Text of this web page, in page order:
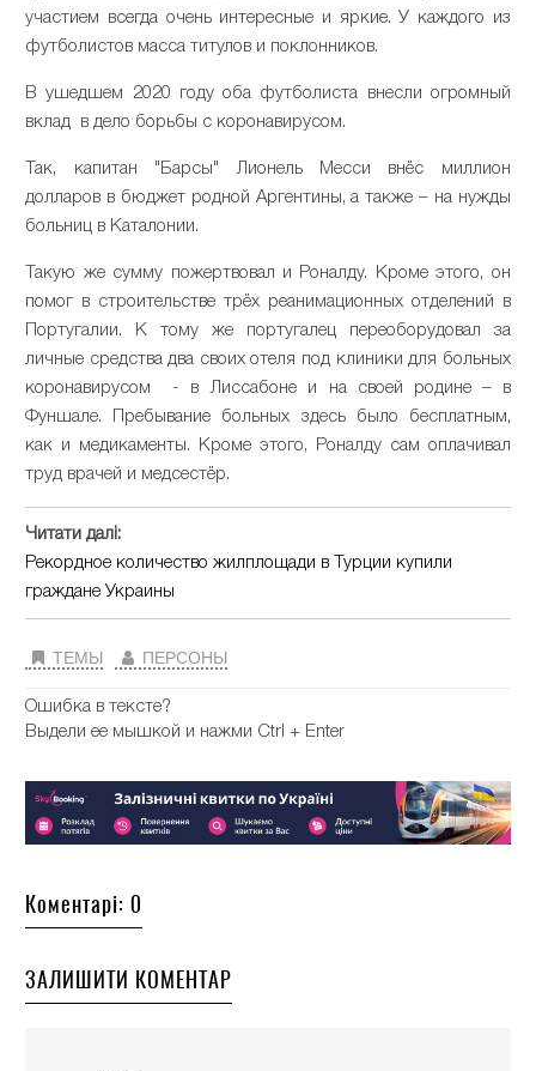
участием всегда очень интересные и яркие. У каждого из
футболистов масса титулов и поклонников.
В ушедшем 2020 году оба футболиста внесли огромный
вклад в дело борьбы с коронавирусом.
Так, капитан "Барсы" Лионель Месси внёс миллион
долларов в бюджет родной Аргентины, а также – на нужды
больниц в Каталонии.
Такую же сумму пожертвовал и Роналду. Кроме этого, он
помог в строительстве трёх реанимационных отделений в
Португалии. К тому же португалец переоборудовал за
личные средства два своих отеля под клиники для больных
коронавирусом - в Лиссабоне и на своей родине – в
Фуншале. Пребывание больных здесь было бесплатным,
как и медикаменты. Кроме этого, Роналду сам оплачивал
труд врачей и медсестёр.
Читати далі:
Рекордное количество жилплощади в Турции купили
граждане Украины
ТЕМЫ ПЕРСОНЫ
Ошибка в тексте?
Выдели ее мышкой и нажми Ctrl + Enter
Коментарі: 0
ЗАЛИШИТИ КОМЕНТАР